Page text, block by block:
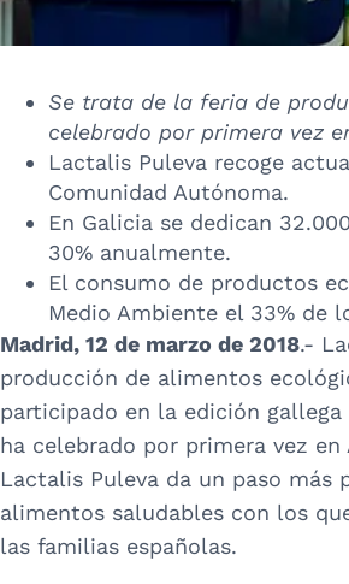
Se trata de la feria de
celebrado por primera vez
Lactalis Puleva recoge
Comunidad Autónoma.
En Galicia se dedican
30% anualmente.
El consumo de productos
Medio Ambiente el 33% de
Madrid, 12 de marzo de 2018.-
producción de alimentos
participado en la edición
ha celebrado por primera vez
Lactalis Puleva da un paso
alimentos saludables con los
las familias españolas.